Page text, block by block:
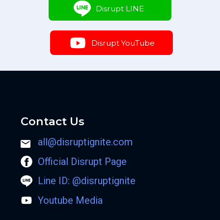
Disrupt LINE
Disrupt YouTube
Contact Us
all@disruptignite.com
Official Disrupt Page
Line ID: @disruptignite
Youtube Media